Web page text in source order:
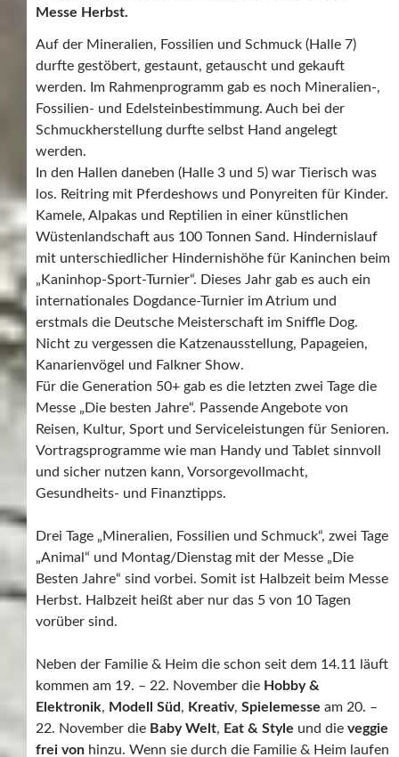
Messe Herbst.
Auf der Mineralien, Fossilien und Schmuck (Halle 7)
durfte gestöbert, gestaunt, getauscht und gekauft
werden. Im Rahmenprogramm gab es noch Mineralien-,
Fossilien- und Edelsteinbestimmung. Auch bei der
Schmuckherstellung durfte selbst Hand angelegt
werden.
In den Hallen daneben (Halle 3 und 5) war Tierisch was
los. Reitring mit Pferdeshows und Ponyreiten für Kinder.
Kamele, Alpakas und Reptilien in einer künstlichen
Wüstenlandschaft aus 100 Tonnen Sand. Hindernislauf
mit unterschiedlicher Hindernishöhe für Kaninchen beim
„Kaninhop-Sport-Turnier“. Dieses Jahr gab es auch ein
internationales Dogdance-Turnier im Atrium und
erstmals die Deutsche Meisterschaft im Sniffle Dog.
Nicht zu vergessen die Katzenausstellung, Papageien,
Kanarienvögel und Falkner Show.
Für die Generation 50+ gab es die letzten zwei Tage die
Messe „Die besten Jahre“. Passende Angebote von
Reisen, Kultur, Sport und Serviceleistungen für Senioren.
Vortragsprogramme wie man Handy und Tablet sinnvoll
und sicher nutzen kann, Vorsorgevollmacht,
Gesundheits- und Finanztipps.
Drei Tage „Mineralien, Fossilien und Schmuck“, zwei Tage
„Animal“ und Montag/Dienstag mit der Messe „Die
Besten Jahre“ sind vorbei. Somit ist Halbzeit beim Messe
Herbst. Halbzeit heißt aber nur das 5 von 10 Tagen
vorüber sind.
Neben der Familie & Heim die schon seit dem 14.11 läuft
kommen am 19. – 22. November die Hobby &
Elektronik, Modell Süd, Kreativ, Spielemesse am 20. –
22. November die Baby Welt, Eat & Style und die veggie
frei von hinzu. Wenn sie durch die Familie & Heim laufen